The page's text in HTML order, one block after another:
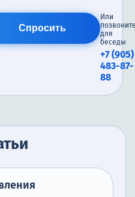
Спросить
Или
для
беседы
+7 (905)
483-87-
88